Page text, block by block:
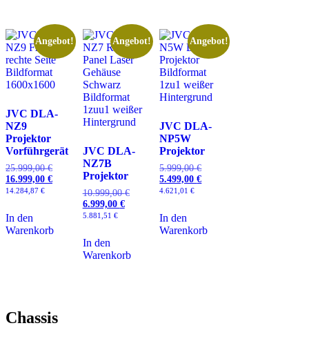
Angebot!
JVC DLA-
NZ9
Projektor
Vorführgerät
25.999,00€ Ursprünglicher
25.999,00 €
16.999,00 € Aktueller
16.999,00 €.
14.284,87 €
In den
Warenkorb
Angebot!
JVC DLA-
NZ7B
Projektor
10.999,00€Ursprünglicher
10.999,00 €
6.999,00 €Aktueller
6.999,00 €.
5.881,51 €
In den
Warenkorb
Angebot!
JVC DLA-
NP5W
Projektor
5.999,00€Ursprünglicher
5.499,00€
4.621,01€
In den
Warenkorb
Chassis